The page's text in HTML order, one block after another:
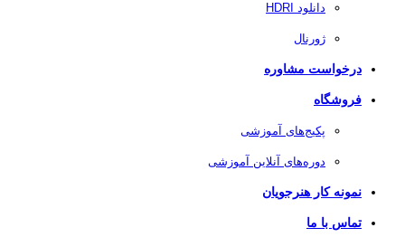
دانلود HDRI
ژورنال
درخواست مشاوره
فروشگاه
پکیج‌های آموزشی
دوره‌های آنلاین آموزشی
نمونه کار هنرجویان
تماس با ما